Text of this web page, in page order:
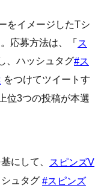
をイメージしたTシ
応募方法は、「 ス
、ハッシュタグ#ス
をつけてツイートす
位3つの投稿が本選
にして、
スピンズV
ュタグ#スピンズ